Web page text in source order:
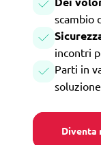
scambio
incontri
Parti in
Diventa